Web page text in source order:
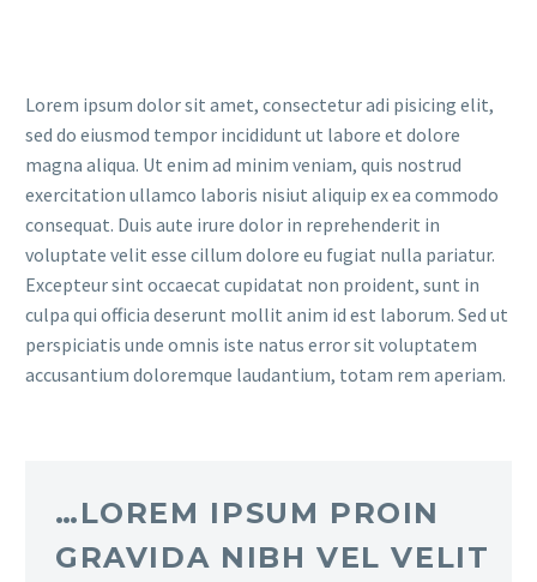
Lorem ipsum dolor sit amet, consectetur adi pisicing elit,
sed do eiusmod tempor incididunt ut labore et dolore
magna aliqua. Ut enim ad minim veniam, quis nostrud
exercitation ullamco laboris nisiut aliquip ex ea commodo
consequat. Duis aute irure dolor in reprehenderit in
voluptate velit esse cillum dolore eu fugiat nulla pariatur.
Excepteur sint occaecat cupidatat non proident, sunt in
culpa qui officia deserunt mollit anim id est laborum. Sed ut
perspiciatis unde omnis iste natus error sit voluptatem
accusantium doloremque laudantium, totam rem aperiam.
…LOREM IPSUM PROIN
GRAVIDA NIBH VEL VELIT